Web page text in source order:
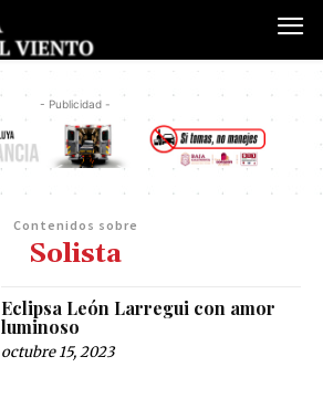
- Publicidad -
Contenidos sobre
Solista
Eclipsa León Larregui con amor
luminoso
octubre 15, 2023